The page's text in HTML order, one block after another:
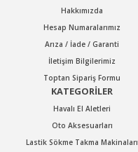
Gönder
Hakkımızda
Hesap Numaralarımız
Arıza / İade / Garanti
İletişim Bilgilerimiz
Toptan Sipariş Formu
KATEGORİLER
Havalı El Aletleri
Oto Aksesuarları
Lastik Sökme Takma Makinaları